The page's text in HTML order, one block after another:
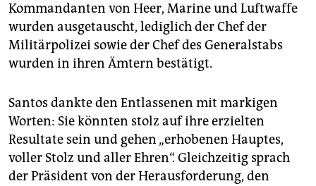
abo
genossenschaft
epaper login
Kommandanten von Heer, Marine und Luftwaffe
wurden ausgetauscht, lediglich der Chef der
Militärpolizei sowie der Chef des Generalstabs
wurden in ihren Ämtern bestätigt.
Santos dankte den Entlassenen mit markigen
Worten: Sie könnten stolz auf ihre erzielten
Resultate sein und gehen „erhobenen Hauptes,
voller Stolz und aller Ehren“. Gleichzeitig sprach
der Präsident von der Herausforderung, den